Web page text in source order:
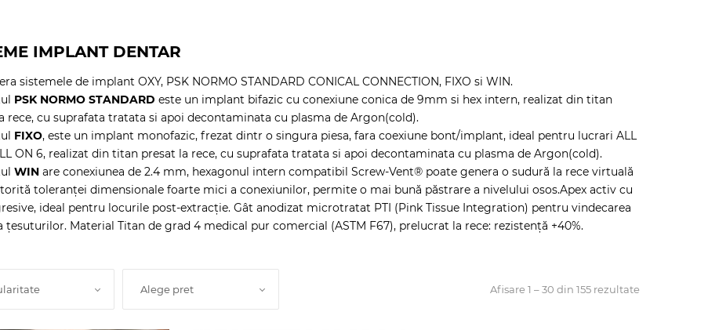
IMPLANT DENTAR
sistemele de implant OXY, PSK NORMO STANDARD CONICAL CONNECTION, FIXO si WIN.
PSK NORMO STANDARD este un implant bifazic cu conexiune conica de 9mm si hex intern, realizat din titan
rece, cu suprafata tratata si apoi decontaminata cu plasma de Argon(cold).
FIXO, este un implant monofazic, frezat dintr o singura piesa, fara coexiune bont/implant, ideal pentru lucrari ALL
ON 6, realizat din titan presat la rece, cu suprafata tratata si apoi decontaminata cu plasma de Argon(cold).
WIN are conexiunea de 2.4 mm, hexagonul intern compatibil Screw-Vent® poate genera o sudură la rece virtuală
toleranței dimensionale foarte mici a conexiunilor, permite o mai bună păstrare a nivelului osos.Apex activ cu
ideal pentru locurile post-extracție. Gât anodizat microtratat PTI (Pink Tissue Integration) pentru vindecarea
țesuturilor. Material Titan de grad 4 medical pur comercial (ASTM F67), prelucrat la rece: rezistență +40%.
Alege pret Afisare 1 – 30 din 155 rezultate